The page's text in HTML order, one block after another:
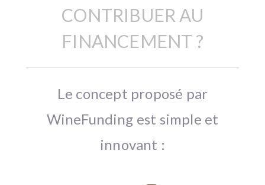
CONTRIBUER AU
FINANCEMENT ?
Le concept proposé par
WineFunding est simple et
innovant :